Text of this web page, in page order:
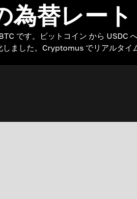
為替レート
です。ビットコイン から
しました。Cryptomus でリアルタイ